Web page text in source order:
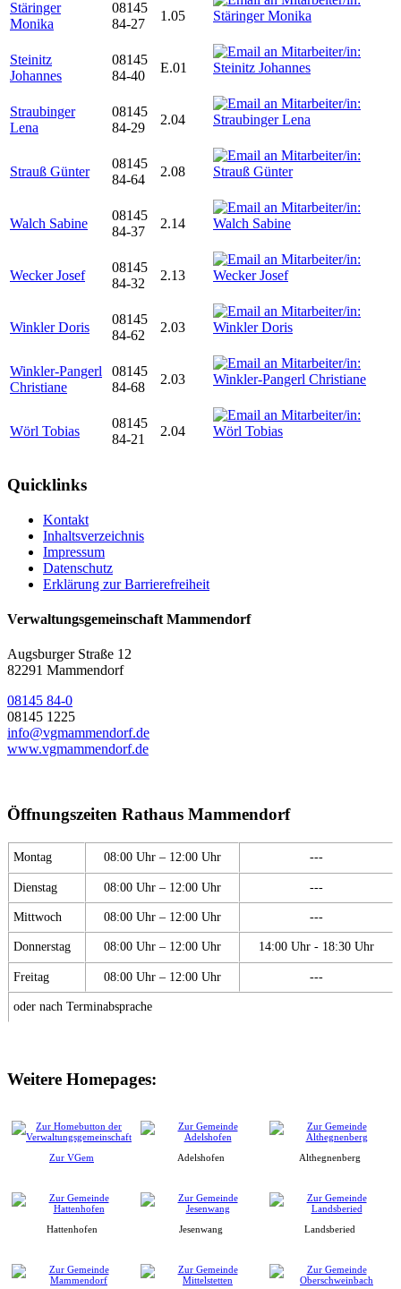
Stäringer
Monika
08145
84-27
1.05
Steinitz
Johannes
08145
84-40
E.01
Straubinger
Lena
08145
84-29
2.04
Strauß Günter
08145
84-64
2.08
Walch Sabine
08145
84-37
2.14
Wecker Josef
08145
84-32
2.13
Winkler Doris
08145
84-62
2.03
Winkler-Pangerl
Christiane
08145
84-68
2.03
Wörl Tobias
08145
84-21
2.04
Quicklinks
Kontakt
Inhaltsverzeichnis
Impressum
Datenschutz
Erklärung zur Barrierefreiheit
Verwaltungsgemeinschaft Mammendorf
Augsburger Straße 12
82291 Mammendorf
08145 84-0
08145 1225
info@vgmammendorf.de
www.vgmammendorf.de
Öffnungszeiten Rathaus Mammendorf
Montag 08:00 Uhr – 12:00 Uhr ---
Dienstag 08:00 Uhr – 12:00 Uhr ---
Mittwoch 08:00 Uhr – 12:00 Uhr ---
Donnerstag 08:00 Uhr – 12:00 Uhr 14:00 Uhr - 18:30 Uhr
Freitag 08:00 Uhr – 12:00 Uhr ---
oder nach Terminabsprache
Weitere Homepages:
Zur VGem Adelshofen Althegnenberg
Hattenhofen Jesenwang Landsberied